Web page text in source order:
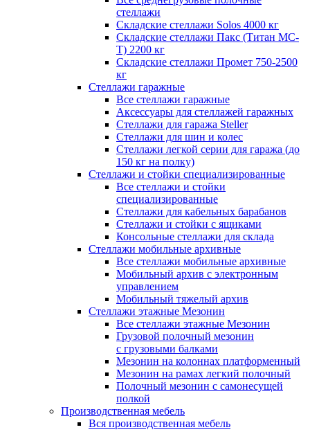
стеллажи
Складские стеллажи Solos 4000 кг
Складские стеллажи Пакс (Титан МС-
Т) 2200 кг
Складские стеллажи Промет 750-2500
кг
Стеллажи гаражные
Все стеллажи гаражные
Аксессуары для стеллажей гаражных
Стеллажи для гаража Steller
Стеллажи для шин и колес
Стеллажи легкой серии для гаража (до
150 кг на полку)
Стеллажи и стойки специализированные
Все стеллажи и стойки
специализированные
Стеллажи для кабельных барабанов
Стеллажи и стойки с ящиками
Консольные стеллажи для склада
Стеллажи мобильные архивные
Все стеллажи мобильные архивные
Мобильный архив с электронным
управлением
Мобильный тяжелый архив
Стеллажи этажные Мезонин
Все стеллажи этажные Мезонин
Грузовой полочный мезонин
с грузовыми балками
Мезонин на колоннах платформенный
Мезонин на рамах легкий полочный
Полочный мезонин с самонесущей
полкой
Производственная мебель
Вся производственная мебель